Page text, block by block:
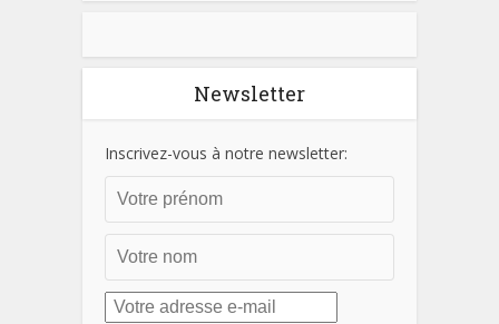
Newsletter
Inscrivez-vous à notre newsletter: